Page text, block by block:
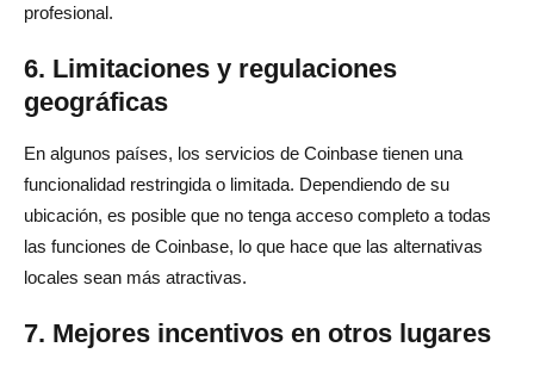
profesional.
6. Limitaciones y regulaciones
geográficas
En algunos países, los servicios de Coinbase tienen una
funcionalidad restringida o limitada. Dependiendo de su
ubicación, es posible que no tenga acceso completo a todas
las funciones de Coinbase, lo que hace que las alternativas
locales sean más atractivas.
7. Mejores incentivos en otros lugares